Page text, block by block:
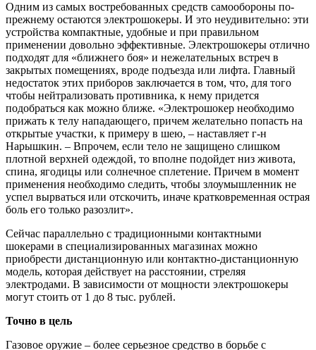
Одним из самых востребованных средств самообороны по-
прежнему остаются электрошокеры. И это неудивительно: эти
устройства компактные, удобные и при правильном
применении довольно эффективные. Электрошокеры отлично
подходят для «ближнего боя» и нежелательных встреч в
закрытых помещениях, вроде подъезда или лифта. Главный
недостаток этих приборов заключается в том, что, для того
чтобы нейтрализовать противника, к нему придется
подобраться как можно ближе. «Электрошокер необходимо
прижать к телу нападающего, причем желательно попасть на
открытые участки, к примеру в шею, – наставляет г-н
Нарышкин. – Впрочем, если тело не защищено слишком
плотной верхней одеждой, то вполне подойдет низ живота,
спина, ягодицы или солнечное сплетение. Причем в момент
применения необходимо следить, чтобы злоумышленник не
успел вырваться или отскочить, иначе кратковременная острая
боль его только разозлит».
Сейчас параллельно с традиционными контактными
шокерами в специализированных магазинах можно
приобрести дистанционную или контактно-дистанционную
модель, которая действует на расстоянии, стреляя
электродами. В зависимости от мощности электрошокеры
могут стоить от 1 до 8 тыс. рублей.
Точно в цель
Газовое оружие – более серьезное средство в борьбе с